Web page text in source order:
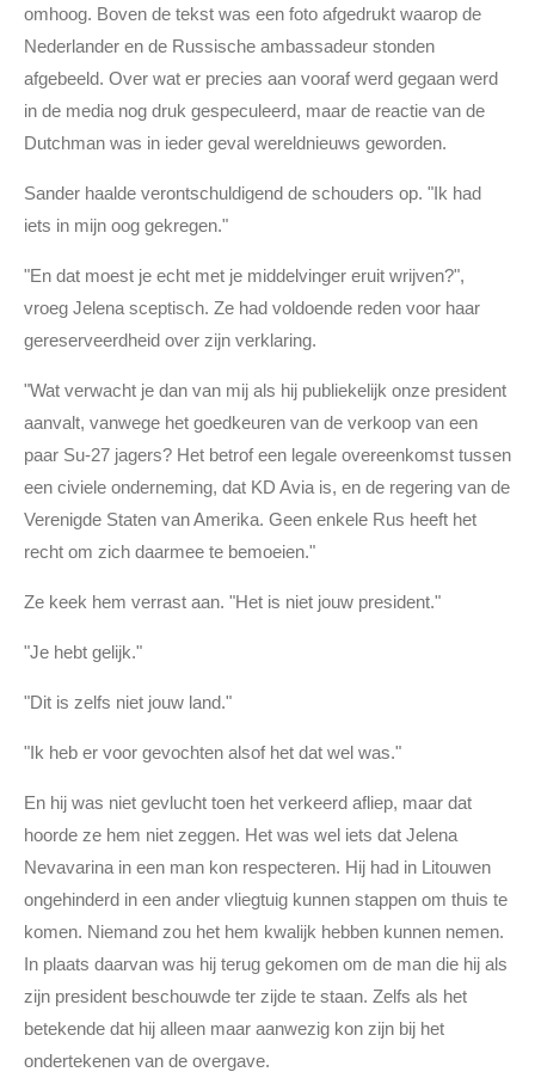
omhoog. Boven de tekst was een foto afgedrukt waarop de
Nederlander en de Russische ambassadeur stonden
afgebeeld. Over wat er precies aan vooraf werd gegaan werd
in de media nog druk gespeculeerd, maar de reactie van de
Dutchman was in ieder geval wereldnieuws geworden.
Sander haalde verontschuldigend de schouders op. "Ik had
iets in mijn oog gekregen."
"En dat moest je echt met je middelvinger eruit wrijven?",
vroeg Jelena sceptisch. Ze had voldoende reden voor haar
gereserveerdheid over zijn verklaring.
"Wat verwacht je dan van mij als hij publiekelijk onze president
aanvalt, vanwege het goedkeuren van de verkoop van een
paar Su-27 jagers? Het betrof een legale overeenkomst tussen
een civiele onderneming, dat KD Avia is, en de regering van de
Verenigde Staten van Amerika. Geen enkele Rus heeft het
recht om zich daarmee te bemoeien."
Ze keek hem verrast aan. "Het is niet jouw president."
"Je hebt gelijk."
"Dit is zelfs niet jouw land."
"Ik heb er voor gevochten alsof het dat wel was."
En hij was niet gevlucht toen het verkeerd afliep, maar dat
hoorde ze hem niet zeggen. Het was wel iets dat Jelena
Nevavarina in een man kon respecteren. Hij had in Litouwen
ongehinderd in een ander vliegtuig kunnen stappen om thuis te
komen. Niemand zou het hem kwalijk hebben kunnen nemen.
In plaats daarvan was hij terug gekomen om de man die hij als
zijn president beschouwde ter zijde te staan. Zelfs als het
betekende dat hij alleen maar aanwezig kon zijn bij het
ondertekenen van de overgave.